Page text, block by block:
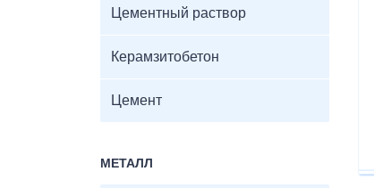
Цементный раствор
Керамзитобетон
Цемент
МЕТАЛЛ